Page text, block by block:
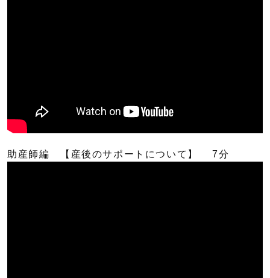
助産師編 【産後のサポートについて】 7分